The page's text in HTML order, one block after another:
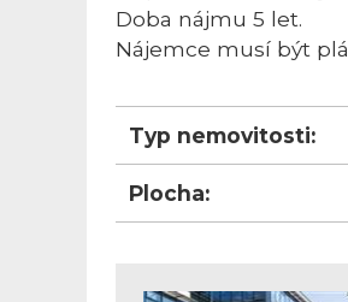
Doba nájmu 5 let.
Nájemce musí být
Typ nemovitosti:
Plocha: